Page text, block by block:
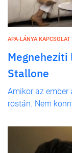
APA-LÁNYA KAPCSOLAT
Stallone
Amikor az ember
rostán. Nem